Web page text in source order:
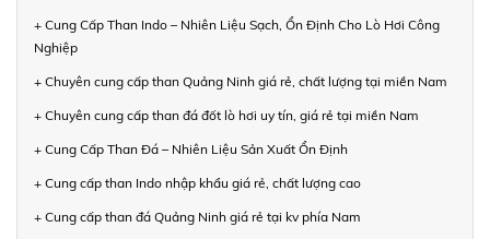
+ Cung Cấp Than Indo – Nhiên Liệu Sạch, Ổn Định Cho Lò Hơi Công
Nghiệp
+ Chuyên cung cấp than Quảng Ninh giá rẻ, chất lượng tại miền Nam
+ Chuyên cung cấp than đá đốt lò hơi uy tín, giá rẻ tại miền Nam
+ Cung Cấp Than Đá – Nhiên Liệu Sản Xuất Ổn Định
+ Cung cấp than Indo nhập khẩu giá rẻ, chất lượng cao
+ Cung cấp than đá Quảng Ninh giá rẻ tại kv phía Nam